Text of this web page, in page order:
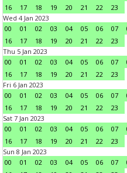
16
17 18 19 20 21 22
23
Wed 4 Jan 2023
00
01 02 03 04 05 06 07
16
17 18 19 20 21 22
23
Thu 5 Jan 2023
00
01 02 03 04 05 06 07
16
17 18 19 20 21 22
23
Fri 6 Jan 2023
00
01 02 03 04 05 06 07
16
17 18 19 20 21 22
23
Sat 7 Jan 2023
00
01 02 03 04 05 06 07
16
17 18 19 20 21 22
23
Sun 8 Jan 2023
00
01 02 03 04 05 06 07